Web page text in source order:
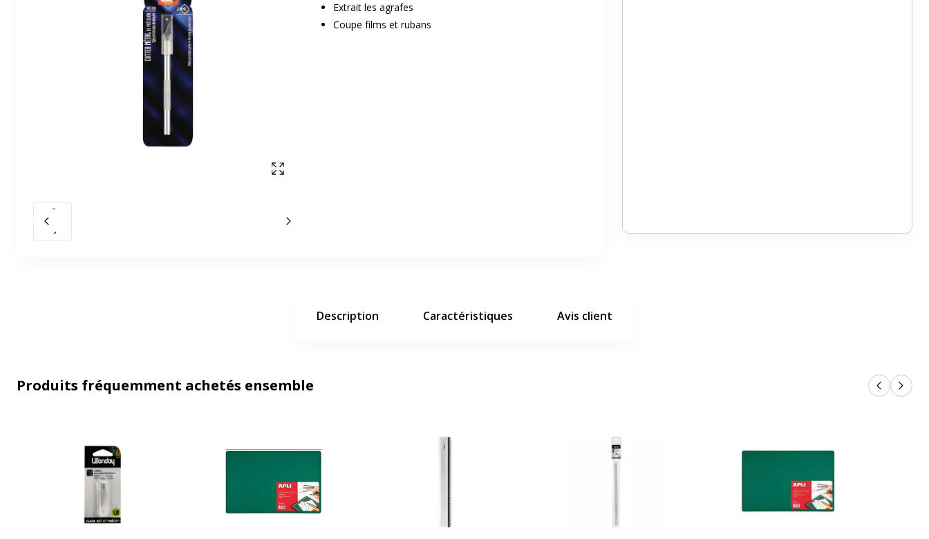
Afficher en plein écran
Slide précédent Slide suivant
Extrait les agrafes
Coupe films et rubans
Description Caractéristiques Avis client
Produits fréquemment achetés ensemble Produits